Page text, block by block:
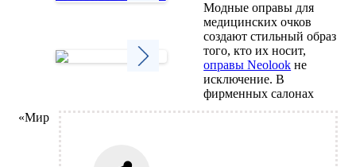
Модные оправы для
медицинских очков
создают стильный образ
того, кто их носит,
оправы Neolook не
исключение. В
фирменных салонах
«Мир